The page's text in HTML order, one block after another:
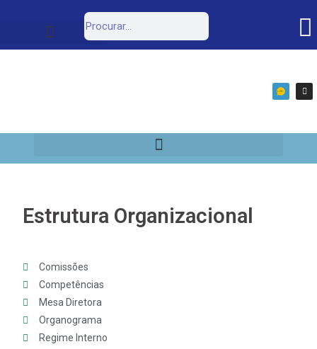
e-SIC
Estrutura Organizacional
Comissões
Competências
Mesa Diretora
Organograma
Regime Interno